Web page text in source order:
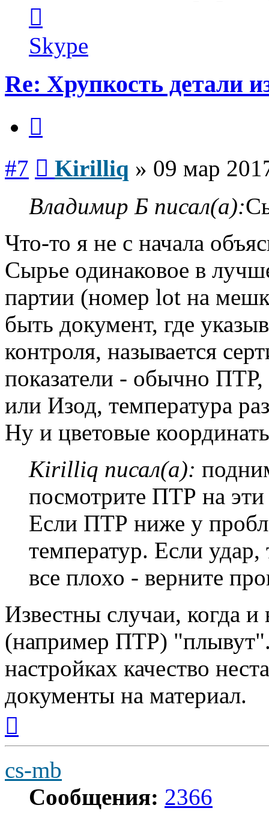
пользователя
Kirilliq
Skype
Re: Хрупкость детали
#7 Kirilliq » 09 мар
Владимир Б писал(а):
Что-то я не с начала
Сырье одинаковое в
партии (номер lot на
быть документ, где
контроля, называется
показатели - обычно
или Изод, температура
Ну и цветовые
Kirilliq писал(а):
посмотрите ПТР на
Если ПТР ниже у
температур. Если
все плохо - верните
Известны случаи, когда
(например ПТР)
настройках качество
документы на материал.
началу
cs-mb
Сообщения: 2366